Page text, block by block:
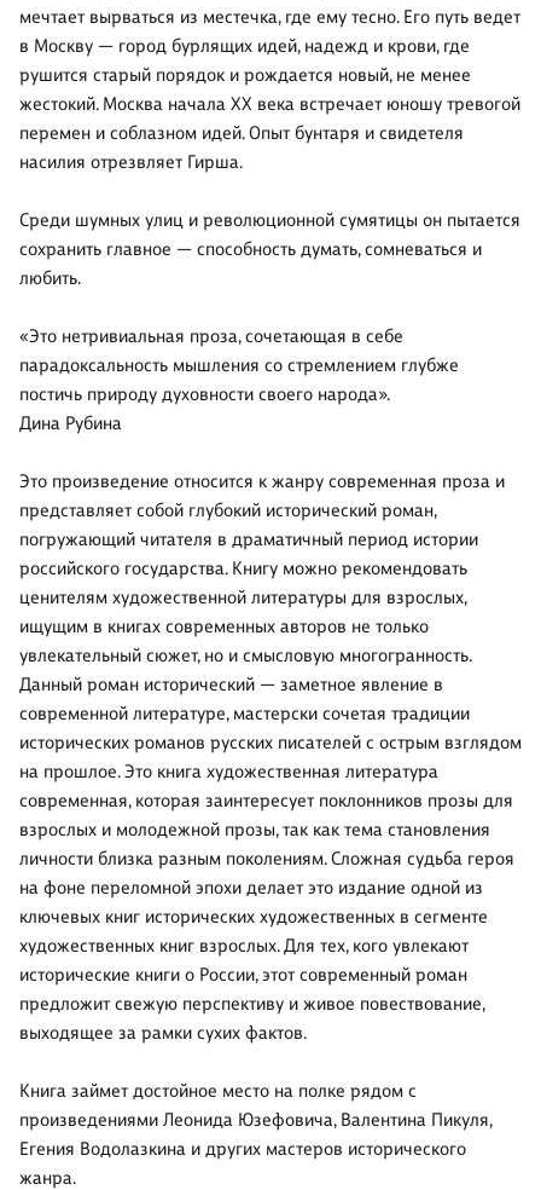
мечтает вырваться из местечка, где ему тесно. Его путь ведет
в Москву — город бурлящих идей, надежд и крови, где
рушится старый порядок и рождается новый, не менее
жестокий. Москва начала ХХ века встречает юношу тревогой
перемен и соблазном идей. Опыт бунтаря и свидетеля
насилия отрезвляет Гирша.
Среди шумных улиц и революционной сумятицы он пытается
сохранить главное — способность думать, сомневаться и
любить.
«Это нетривиальная проза, сочетающая в себе
парадоксальность мышления со стремлением глубже
постичь природу духовности своего народа».
Дина Рубина
Это произведение относится к жанру современная проза и
представляет собой глубокий исторический роман,
погружающий читателя в драматичный период истории
российского государства. Книгу можно рекомендовать
ценителям художественной литературы для взрослых,
ищущим в книгах современных авторов не только
увлекательный сюжет, но и смысловую многогранность.
Данный роман исторический — заметное явление в
современной литературе, мастерски сочетая традиции
исторических романов русских писателей с острым взглядом
на прошлое. Это книга художественная литература
современная, которая заинтересует поклонников прозы для
взрослых и молодежной прозы, так как тема становления
личности близка разным поколениям. Сложная судьба героя
на фоне переломной эпохи делает это издание одной из
ключевых книг исторических художественных в сегменте
художественных книг взрослых. Для тех, кого увлекают
исторические книги о России, этот современный роман
предложит свежую перспективу и живое повествование,
выходящее за рамки сухих фактов.
Книга займет достойное место на полке рядом с
произведениями Леонида Юзефовича, Валентина Пикуля,
Егения Водолазкина и других мастеров исторического
жанра.